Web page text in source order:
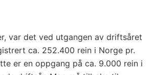
var det ved utgangen av driftsåret
ca. 252.400 rein i Norge pr.
er en oppgang på ca. 9.000 rein i